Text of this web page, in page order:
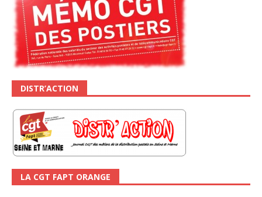
DISTR’ACTION
LA CGT FAPT ORANGE